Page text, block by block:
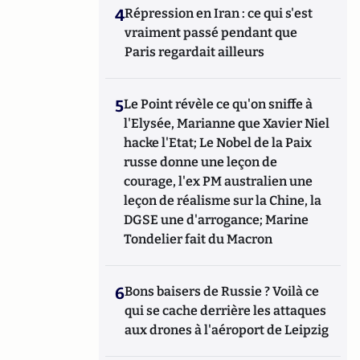
4Répression en Iran : ce qui s'est
vraiment passé pendant que
Paris regardait ailleurs
5Le Point révèle ce qu'on sniffe à
l'Elysée, Marianne que Xavier Niel
hacke l'Etat; Le Nobel de la Paix
russe donne une leçon de
courage, l'ex PM australien une
leçon de réalisme sur la Chine, la
DGSE une d'arrogance; Marine
Tondelier fait du Macron
6Bons baisers de Russie ? Voilà ce
qui se cache derrière les attaques
aux drones à l'aéroport de Leipzig